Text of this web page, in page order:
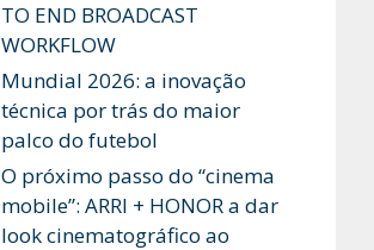
TO END BROADCAST
WORKFLOW
Mundial 2026: a inovação
técnica por trás do maior
palco do futebol
O próximo passo do “cinema
mobile”: ARRI + HONOR a dar
look cinematográfico ao